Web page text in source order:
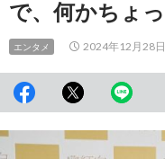
で、何かちょ
エンタメ 2024年12月28日